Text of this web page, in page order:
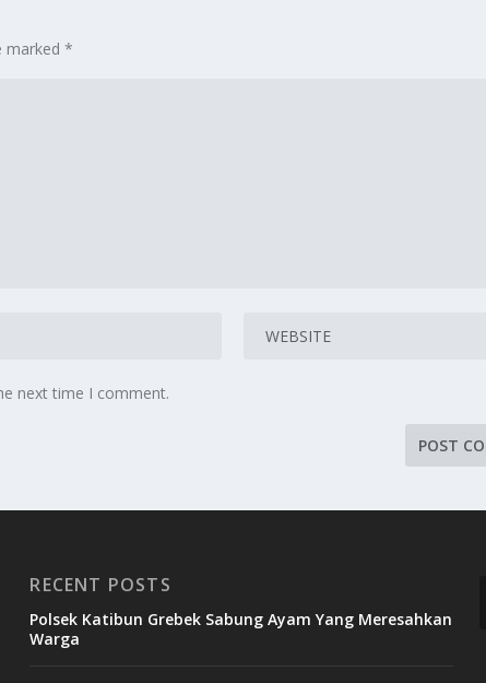
marked*
next time I comment.
RECENT POSTS
Polsek Katibun Grebek Sabung Ayam Yang Meresahkan
Warga